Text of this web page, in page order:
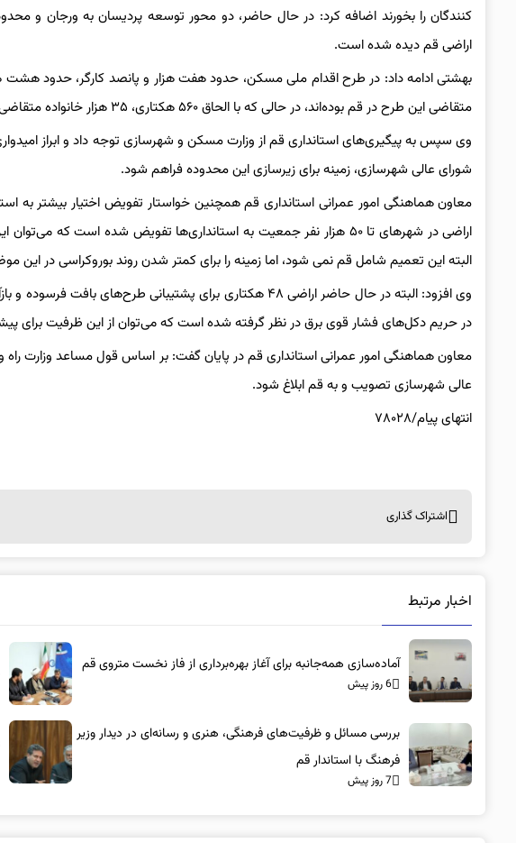
کنندگان را بخورند اضافه کرد: در حال حاضر، دو محور توسعه پردیسان به ورجان و
اراضی قم دیده شده است.
بهشتی ادامه داد: در طرح اقدام ملی مسکن، حدود هفت هزار و پانصد کارگر، حدود هشت هزار
متقاضی این طرح در قم بوده‌اند، در حالی که با الحاق ۵۶۰ هکتاری، ۳۵ هزار خانواده متقاضی مسکن پوشش داده می‌شود.
شورای عالی شهرسازی، زمینه برای زیرسازی این محدوده فراهم شود.
معاون هماهنگی امور عمرانی استانداری قم همچنین خواستار تفویض اختیار بیشتر به
البته این تعمیم شامل قم نمی شود، اما زمینه را برای کمتر شدن روند بوروکراسی در این
در حریم دکل‌های فشار قوی برق در نظر گرفته شده است که می‌توان از این ظرفیت برای
معاون هماهنگی امور عمرانی استانداری قم در پایان گفت: بر اساس قول مساعد وزارت
عالی شهرسازی تصویب و به قم ابلاغ شود.
انتهای پیام/۷۸۰۲۸
اشتراک گذاری
اخبار مرتبط
آماده‌سازی همه‌جانبه برای آغاز بهره‌برداری از فاز نخست متروی قم
6 روز پیش
بررسی مسائل و ظرفیت‌های فرهنگی، هنری و رسانه‌ای در دیدار وزیر
فرهنگ با استاندار قم
7 روز پیش